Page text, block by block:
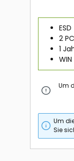
ESD
2 PC
1
WIN
Um
Um
Sie